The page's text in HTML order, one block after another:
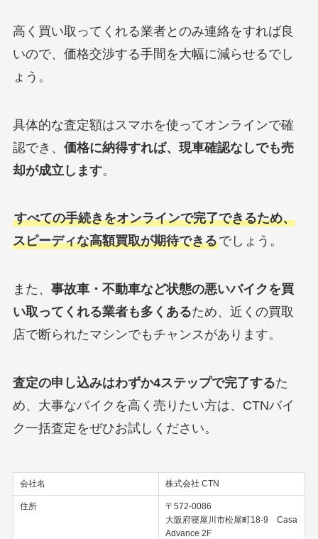
高く買い取ってくれる業者とのみ連絡をすれば良
いので、価格交渉する手間を大幅に減らせるでし
ょう。
具体的な査定額はスマホを使ってオンラインで確
認でき、 価格に納得すれば、現車確認なしでも売
却が成立します。
すべての手続きをオンラインで完了できるため、
スピーディな高額買取が期待できるでしょう。
また、 事故車・不動車など状態の悪いバイクを買
い取ってくれる業者も多くあるため、近くの買取
店で断られたマシンでもチャンスがあります。
査定の申し込みはわずか4ステップで完了するた
め、大事なバイクを高く売りたい方は、CTNバイ
ク一括査定をぜひお試しください。
会社名 株式会社 CTN
住所
〒572-0086
大阪府寝屋川市松屋町18-9 Casa
Advance 2F